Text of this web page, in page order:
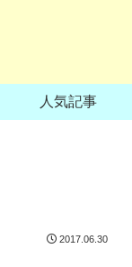
人気記事
2017.06.30